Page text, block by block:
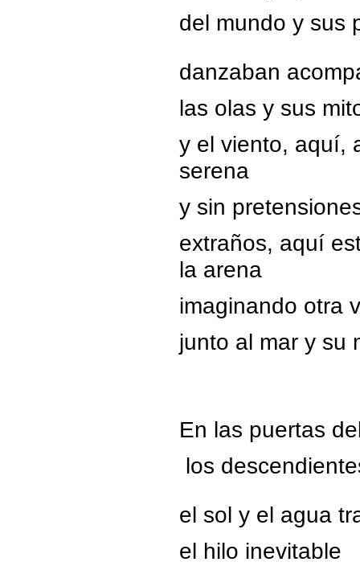
del mundo y sus
danzaban
las olas y sus
y el viento, aquí,
serena
y sin
extraños, aquí
la arena
imaginando otra
junto al mar y su
En las puertas
los
el sol y el agua
el hilo inevitable